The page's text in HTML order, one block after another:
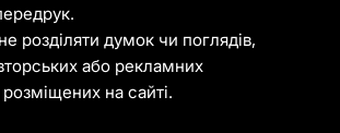
розділяти думок чи поглядів,
або рекламних
на сайті.